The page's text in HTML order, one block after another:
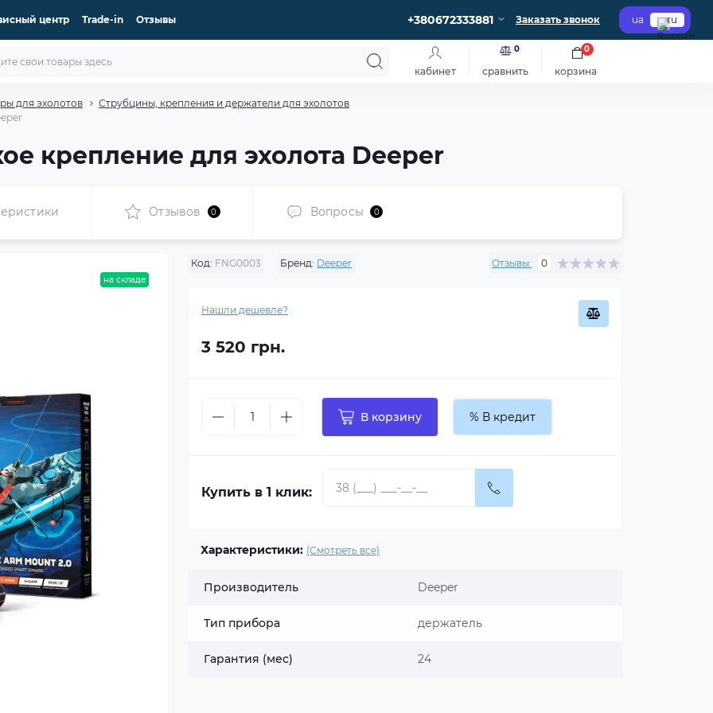
центр Trade-in Отзывы +380672333881 Заказать звонок ua ru
кабинет сравнить
0
корзина
0
для эхолотов
Струбцины, крепления и держатели для эхолотов
крепление для эхолота Deeper
Отзывов 0 Вопросы 0
на складе
Код: FNG0003 Бренд: Deeper Отзывы: 0
Нашли дешевле?
3 520 грн.
В корзину % В кредит
Купить в 1 клик:
Характеристики: (Смотреть все)
Производитель Deeper
Тип прибора держатель
Гарантия (мес) 24